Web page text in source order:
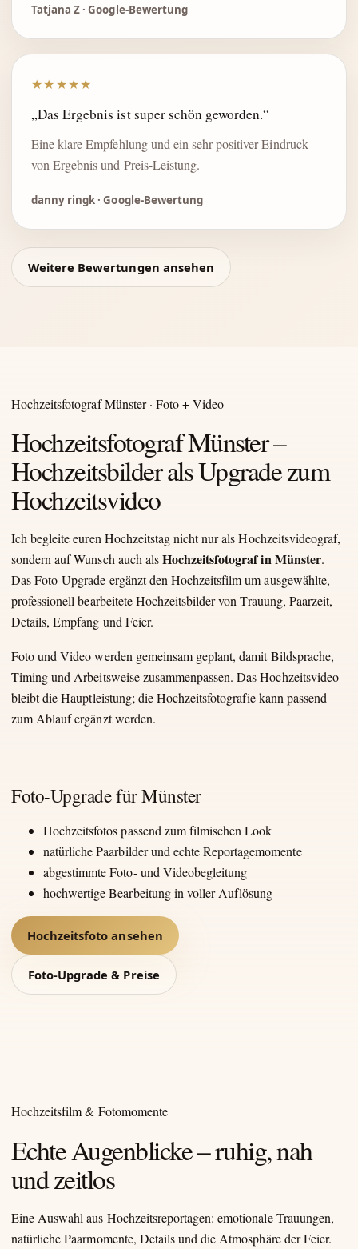
Tatjana Z · Google-Bewertung
★★★★★
„Das Ergebnis ist super schön geworden.“
Eine klare Empfehlung und ein sehr positiver Eindruck
von Ergebnis und Preis-Leistung.
danny ringk · Google-Bewertung
Weitere Bewertungen ansehen
Hochzeitsfotograf Münster · Foto + Video
Hochzeitsfotograf Münster –
Hochzeitsbilder als Upgrade zum
Hochzeitsvideo
Ich begleite euren Hochzeitstag nicht nur als Hochzeitsvideograf,
sondern auf Wunsch auch alsHochzeitsfotograf in Münster.
Das Foto-Upgrade ergänzt den Hochzeitsfilm um ausgewählte,
professionell bearbeitete Hochzeitsbilder von Trauung, Paarzeit,
Details, Empfang und Feier.
Foto und Video werden gemeinsam geplant, damit Bildsprache,
Timing und Arbeitsweise zusammenpassen. Das Hochzeitsvideo
bleibt die Hauptleistung; die Hochzeitsfotografie kann passend
zum Ablauf ergänzt werden.
Foto-Upgrade für Münster
Hochzeitsfotos passend zum filmischen Look
natürliche Paarbilder und echte Reportagemomente
abgestimmte Foto- und Videobegleitung
hochwertige Bearbeitung in voller Auflösung
Hochzeitsfoto ansehen
Foto-Upgrade & Preise
Hochzeitsfilm & Fotomomente
Echte Augenblicke – ruhig, nah
und zeitlos
Eine Auswahl aus Hochzeitsreportagen: emotionale Trauungen,
natürliche Paarmomente, Details und die Atmosphäre der Feier.